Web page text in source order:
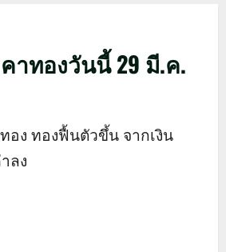
าทองวันนี้ 29 มี.ค.
อง ทองฟื้นตัวขึ้น จากเงิน
ลง